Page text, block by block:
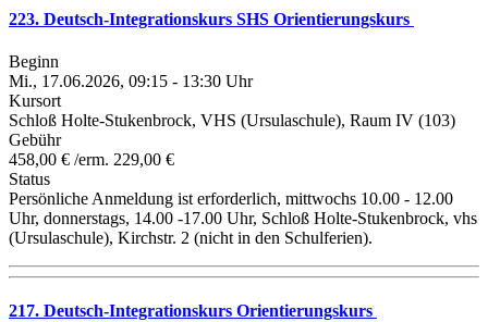
223. Deutsch-Integrationskurs SHS Orientierungskurs
Beginn
Mi., 17.06.2026, 09:15 - 13:30 Uhr
Kursort
Schloß Holte-Stukenbrock, VHS (Ursulaschule), Raum IV (103)
Gebühr
458,00 € /erm. 229,00 €
Status
Persönliche Anmeldung ist erforderlich, mittwochs 10.00 - 12.00
Uhr, donnerstags, 14.00 -17.00 Uhr, Schloß Holte-Stukenbrock, vhs
(Ursulaschule), Kirchstr. 2 (nicht in den Schulferien).
217. Deutsch-Integrationskurs Orientierungskurs